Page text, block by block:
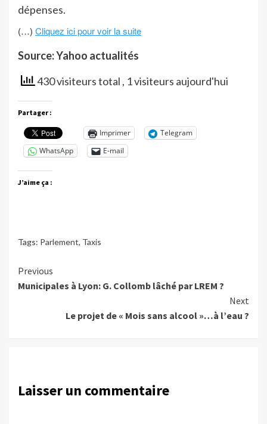
dépenses.
(…) Cliquez ici pour voir la suite
Source: Yahoo actualités
430 visiteurs total , 1 visiteurs aujourd'hui
Partager :
Imprimer
Telegram
WhatsApp
E-mail
J’aime ça :
Tags: Parlement, Taxis
Continue
Reading
Previous
Municipales à Lyon: G. Collomb lâché par LREM ?
Next
Le projet de « Mois sans alcool »…à l’eau ?
Laisser un commentaire